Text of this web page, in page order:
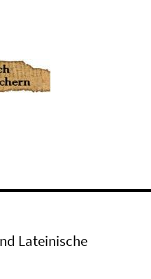
Lateinische